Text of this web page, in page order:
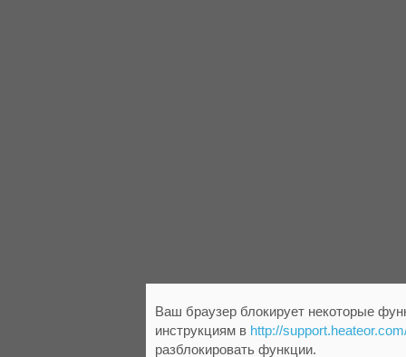
Ваш браузер блокирует некоторые
инструкциям в http://
разблокировать функции.